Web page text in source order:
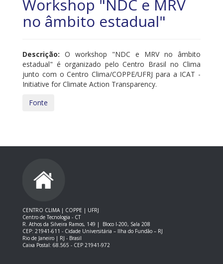
Workshop "NDC e MRV
no âmbito estadual"
Descrição: O workshop "NDC e MRV no âmbito
estadual" é organizado pelo Centro Brasil no Clima
junto com o Centro Clima/COPPE/UFRJ para a ICAT -
Initiative for Climate Action Transparency.
Fonte
CENTRO CLIMA | COPPE | UFRJ
Centro de Tecnologia - CT
R. Athos da Silveira Ramos, 149 |
Bloco I-200, Sala 208
CEP: 21941-611 - Cidade Universitária – Ilha do Fundão – RJ
Rio de Janeiro | RJ - Brasil
Caixa Postal: 68.565 - CEP 21941-972